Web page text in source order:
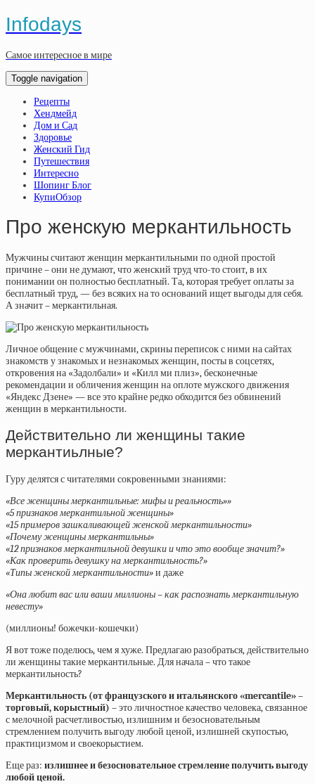
Infodays
Самое интересное в мире
Toggle navigation
Рецепты
Хендмейд
Дом и Сад
Здоровье
Женский Гид
Путешествия
Интересно
Шопинг Блог
КупиОбзор
Про женскую меркантильность
Мужчины считают женщин меркантильными по одной простой
причине – они не думают, что женский труд что-то стоит, в их
понимании он полностью бесплатный. Та, которая требует оплаты за
бесплатный труд, — без всяких на то оснований ищет выгоды для себя.
А значит – меркантильная.
Личное общение с мужчинами, скрины переписок с ними на сайтах
знакомств у знакомых и незнакомых женщин, посты в соцсетях,
откровения на «Задолбали» и «Килл ми плиз», бесконечные
рекомендации и обличения женщин на оплоте мужского движения
«Яндекс Дзене» — все это крайне редко обходится без обвинений
женщин в меркантильности.
Действительно ли женщины такие
меркантиьлные?
Гуру делятся с читателями сокровенными знаниями:
«Все женщины меркантильные: мифы и реальность»»
«5 признаков меркантильной женщины»
«15 примеров зашкаливающей женской меркантильности»
«Почему женщины меркантильны»
«12 признаков меркантильной девушки и что это вообще значит?»
«Как проверить девушку на меркантильность?»
«Типы женской меркантильности»и даже
«Она любит вас или ваши миллионы – как распознать меркантильную
невесту»
(миллионы! божечки-кошечки)
Я вот тоже поделюсь, чем я хуже. Предлагаю разобраться, действительно
ли женщины такие меркантильные. Для начала – что такое
меркантильность?
Меркантильность (от французского и итальянского «mercantile» –
торговый, корыстный) – это личностное качество человека, связанное
с мелочной расчетливостью, излишним и безосновательным
стремлением получить выгоду любой ценой, излишней скупостью,
практицизмом и своекорыстием.
Еще раз: излишнее и безосновательное стремление получить выгоду
любой ценой.